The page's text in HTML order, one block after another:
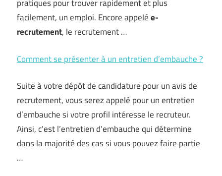
pratiques pour trouver rapidement et plus
facilement, un emploi. Encore appelée-
recrutement, le recrutement …
Comment se présenter à un entretien d’embauche ?
Suite à votre dépôt de candidature pour un avis de
recrutement, vous serez appelé pour un entretien
d’embauche si votre profil intéresse le recruteur.
Ainsi, c’est l’entretien d’embauche qui détermine
dans la majorité des cas si vous pouvez faire partie
…